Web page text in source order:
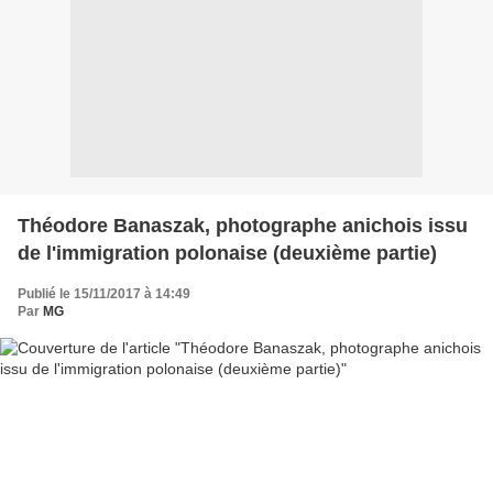
Théodore Banaszak, photographe anichois issu
de l'immigration polonaise (deuxième partie)
Publié le 15/11/2017 à 14:49
Par MG